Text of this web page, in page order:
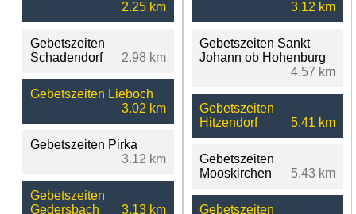
2.25 km
Gebetszeiten
Schadendorf
2.98 km
Gebetszeiten Lieboch
3.02 km
Gebetszeiten Pirka
3.12 km
Gebetszeiten
Gedersbach
3.13 km
3.12 km
Gebetszeiten Sankt
Johann ob Hohenburg
4.57 km
Gebetszeiten
Hitzendorf
5.41 km
Gebetszeiten
Mooskirchen
5.43 km
Gebetszeiten